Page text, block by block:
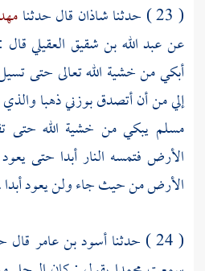
( 23 ) حدثنا
شاذان قال حدثنا
عنعبد الله بن شقيق العقيلي
أبكي من خشية الله تعالى حتى
إلي من أن أتصدق بوزني ذهبا
مسلم يبكي من خشية الله حتى
الأرض فتمسه النار أبدا حتى
الأرض من حيث جاء ولن يعود
( 24 ) حدثنا
أسود بن عامر قال